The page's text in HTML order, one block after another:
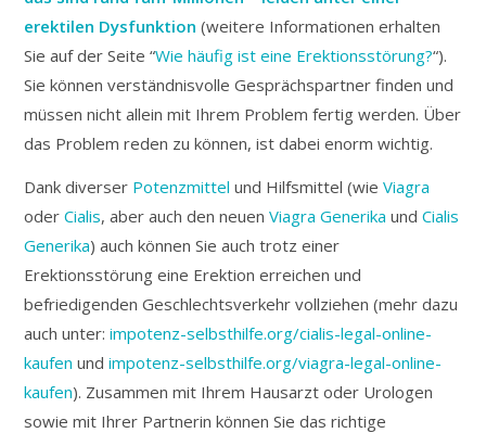
erektilen Dysfunktion (weitere Informationen erhalten
Sie auf der Seite “Wie häufig ist eine Erektionsstörung?“).
Sie können verständnisvolle Gesprächspartner finden und
müssen nicht allein mit Ihrem Problem fertig werden. Über
das Problem reden zu können, ist dabei enorm wichtig.
Dank diverser Potenzmittel und Hilfsmittel (wie Viagra
oder Cialis, aber auch den neuen Viagra Generika und Cialis
Generika) auch können Sie auch trotz einer
Erektionsstörung eine Erektion erreichen und
befriedigenden Geschlechtsverkehr vollziehen (mehr dazu
auch unter: impotenz-selbsthilfe.org/cialis-legal-online-
kaufen und impotenz-selbsthilfe.org/viagra-legal-online-
kaufen). Zusammen mit Ihrem Hausarzt oder Urologen
sowie mit Ihrer Partnerin können Sie das richtige